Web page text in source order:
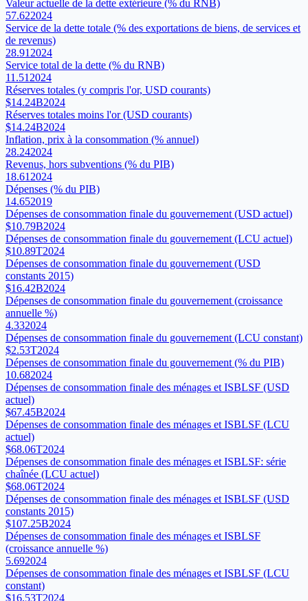
Valeur actuelle de la dette extérieure (% du RNB)
57.622024
Service de la dette totale (% des exportations de biens, de services et
de revenus)
28.91 2024
Service total de la dette (% du RNB)
11.51 2024
Réserves totales (y compris l'or, USD courants)
$14.24B2024
Réserves totales moins l'or (USD courants)
$14.24B2024
Inflation, prix à la consommation (% annuel)
28.242024
Revenus, hors subventions (% du PIB)
18.61 2024
Dépenses (% du PIB)
14.652019
Dépenses de consommation finale du gouvernement (USD actuel)
$10.79B2024
Dépenses de consommation finale du gouvernement (LCU actuel)
$10.89T2024
Dépenses de consommation finale du gouvernement (USD
constants 2015)
$16.42B2024
Dépenses de consommation finale du gouvernement (croissance
annuelle %)
4.332024
Dépenses de consommation finale du gouvernement (LCU constant)
$2.53T2024
Dépenses de consommation finale du gouvernement (% du PIB)
10.682024
Dépenses de consommation finale des ménages et ISBLSF (USD
actuel)
$67.45B2024
Dépenses de consommation finale des ménages et ISBLSF (LCU
actuel)
$68.06T2024
Dépenses de consommation finale des ménages et ISBLSF: série
chaînée (LCU actuel)
$68.06T2024
Dépenses de consommation finale des ménages et ISBLSF (USD
constants 2015)
$107.25B2024
Dépenses de consommation finale des ménages et ISBLSF
(croissance annuelle %)
5.692024
Dépenses de consommation finale des ménages et ISBLSF (LCU
constant)
$16.53T2024